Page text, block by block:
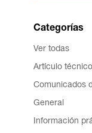
Categorías
Ver todas
Artículo técnico
Comunicados
General
Información